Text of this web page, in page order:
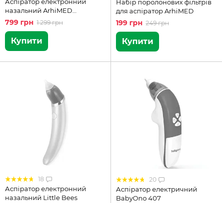
Аспіратор електронний
назальний ArhiMED
EcoBreath Basic
799 грн 1 299 грн
Купити
Набір поролонових фільтрів
для аспіратор ArhiMED
199 грн 249 грн
Купити
18
Аспіратор електронний
назальний Little Bees
20
Аспіратор електричний
BabyOno 407